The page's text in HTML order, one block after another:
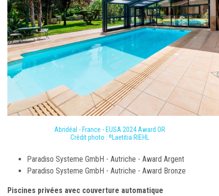
Abridéal - France - EUSA 2024 Award OR
Crédit photo : ©Laetitia RIEHL
Paradiso Systeme GmbH - Autriche - Award Argent
Paradiso Systeme GmbH - Autriche - Award Bronze
Piscines privées avec couverture automatique